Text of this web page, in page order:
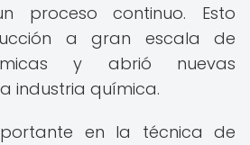
proceso continuo. Esto
a gran escala de
y abrió nuevas
industria química.
en la técnica de